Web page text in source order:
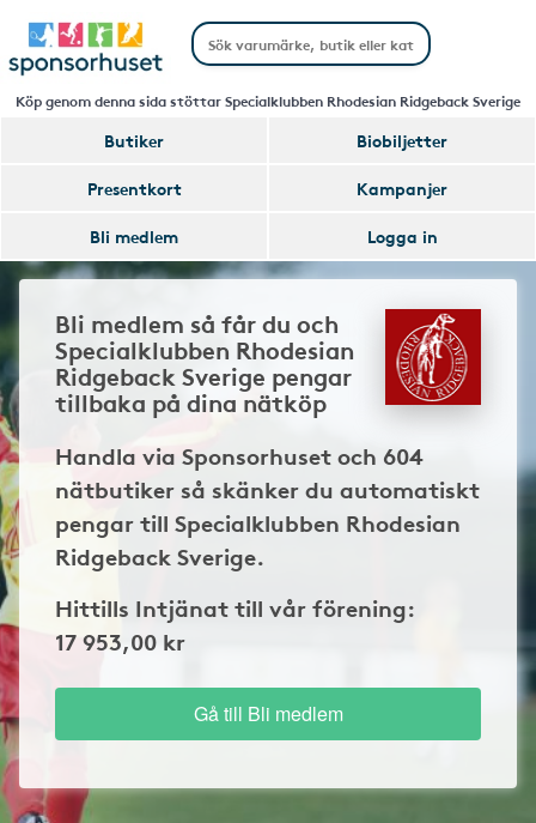
Köp genom denna sida stöttar Specialklubben Rhodesian Ridgeback Sverige
Butiker
Biobiljetter
Presentkort
Kampanjer
Bli medlem
Logga in
Bli medlem så får du och
Specialklubben Rhodesian
Ridgeback Sverige pengar
tillbaka på dina nätköp
Handla via Sponsorhuset och 604
nätbutiker så skänker du automatiskt
pengar till Specialklubben Rhodesian
Ridgeback Sverige.
Hittills Intjänat till vår förening:
17 953,00 kr
Gå till Bli medlem